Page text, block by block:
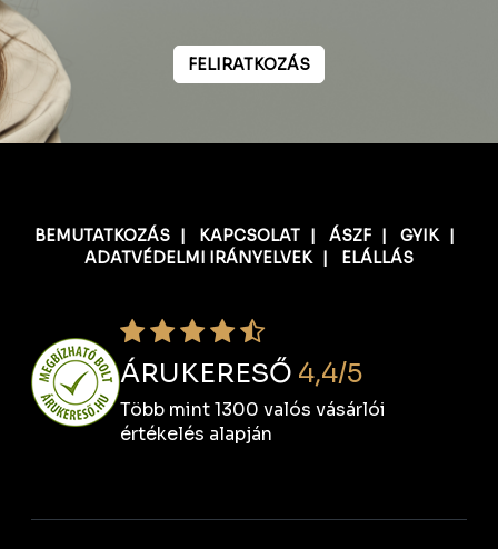
FELIRATKOZÁS
BEMUTATKOZÁS| KAPCSOLAT| ÁSZF| GYIK|
ADATVÉDELMI IRÁNYELVEK| ELÁLLÁS
ÁRUKERESŐ 4,4/5
Több mint 1300 valós vásárlói
értékelés alapján